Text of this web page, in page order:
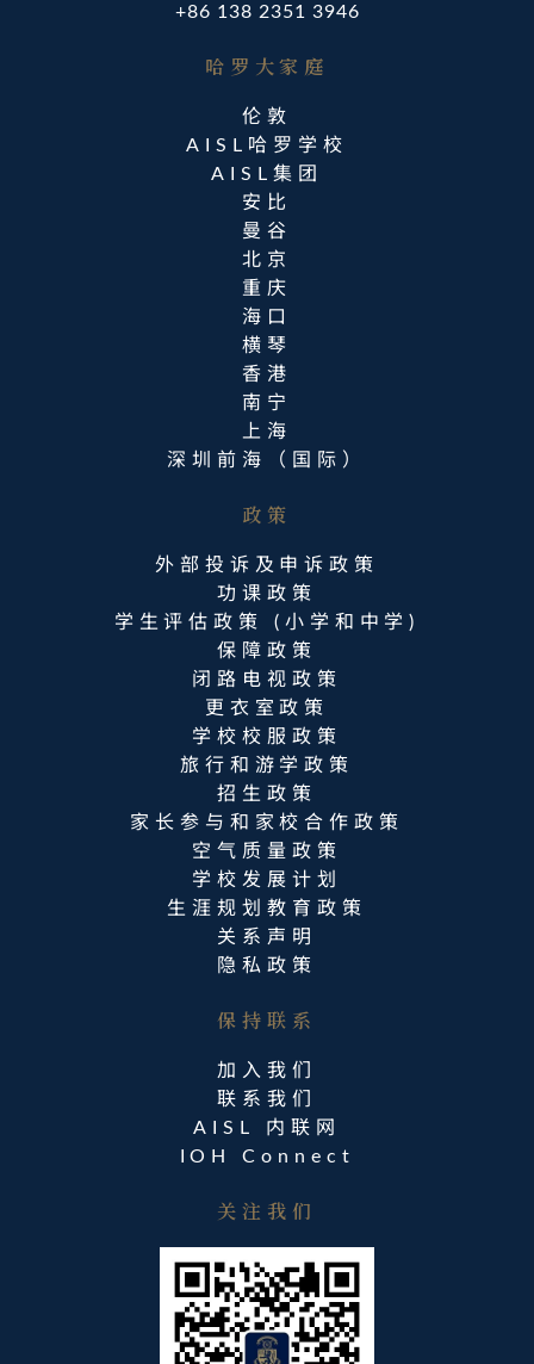
+86 138 2351 3946
哈罗大家庭​
伦敦
AISL哈罗学校
AISL集团
安比
曼谷
北京
重庆
海口
横琴
香港
南宁
上海
深圳前海（国际）
政策
外部投诉及申诉政策
功课政策
学生评估政策 (小学和中学)
保障政策
闭路电视政策
更衣室政策
学校校服政策
旅行和游学政策
招生政策
家长参与和家校合作政策
空气质量政策
学校发展计划
生涯规划教育政策
关系声明
隐私政策
保持联系​
加入我们
联系我们
AISL 内联网
IOH Connect
关注我们